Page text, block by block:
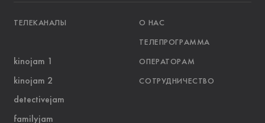
ТЕЛЕКАНАЛЫ О НАС
ТЕЛЕПРОГРАММА
ОПЕРАТОРАМ
СОТРУДНИЧЕСТВО
kinojam 1
kinojam 2
detectivejam
familyjam